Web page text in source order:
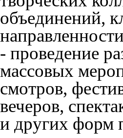
объединений,
- проведение
массовых
смотров,
вечеров,
и других форм